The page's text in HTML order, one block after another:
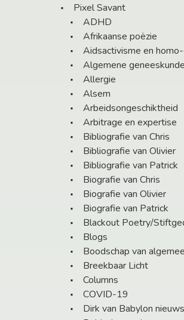
Pixel Savant
ADHD
Afrikaanse poëzie
Aidsactivisme en
Algemene geneeskunde
Allergie
Alsem
Arbeidsongeschiktheid
Arbitrage en expertise
Bibliografie van Chris
Bibliografie van Olivier
Bibliografie van Patrick
Biografie van Chris
Biografie van Olivier
Biografie van Patrick
Blackout Poetry/
Blogs
Boodschap van
Breekbaar Licht
Columns
COVID-19
Dirk van Babylon